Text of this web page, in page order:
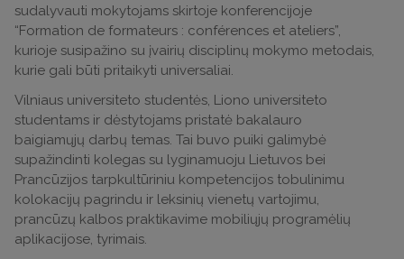
sudalyvauti mokytojams skirtoje konferencijoje
“Formation de formateurs : conférences et ateliers”,
kurioje susipažino su įvairių disciplinų mokymo metodais,
kurie gali būti pritaikyti universaliai.
Vilniaus universiteto studentės, Liono universiteto
studentams ir dėstytojams pristatė bakalauro
baigiamųjų darbų temas. Tai buvo puiki galimybė
supažindinti kolegas su lyginamuoju Lietuvos bei
Prancūzijos tarpkultūriniu kompetencijos tobulinimu
kolokacijų pagrindu ir leksinių vienetų vartojimu,
prancūzų kalbos praktikavime mobiliųjų programėlių
aplikacijose, tyrimais.